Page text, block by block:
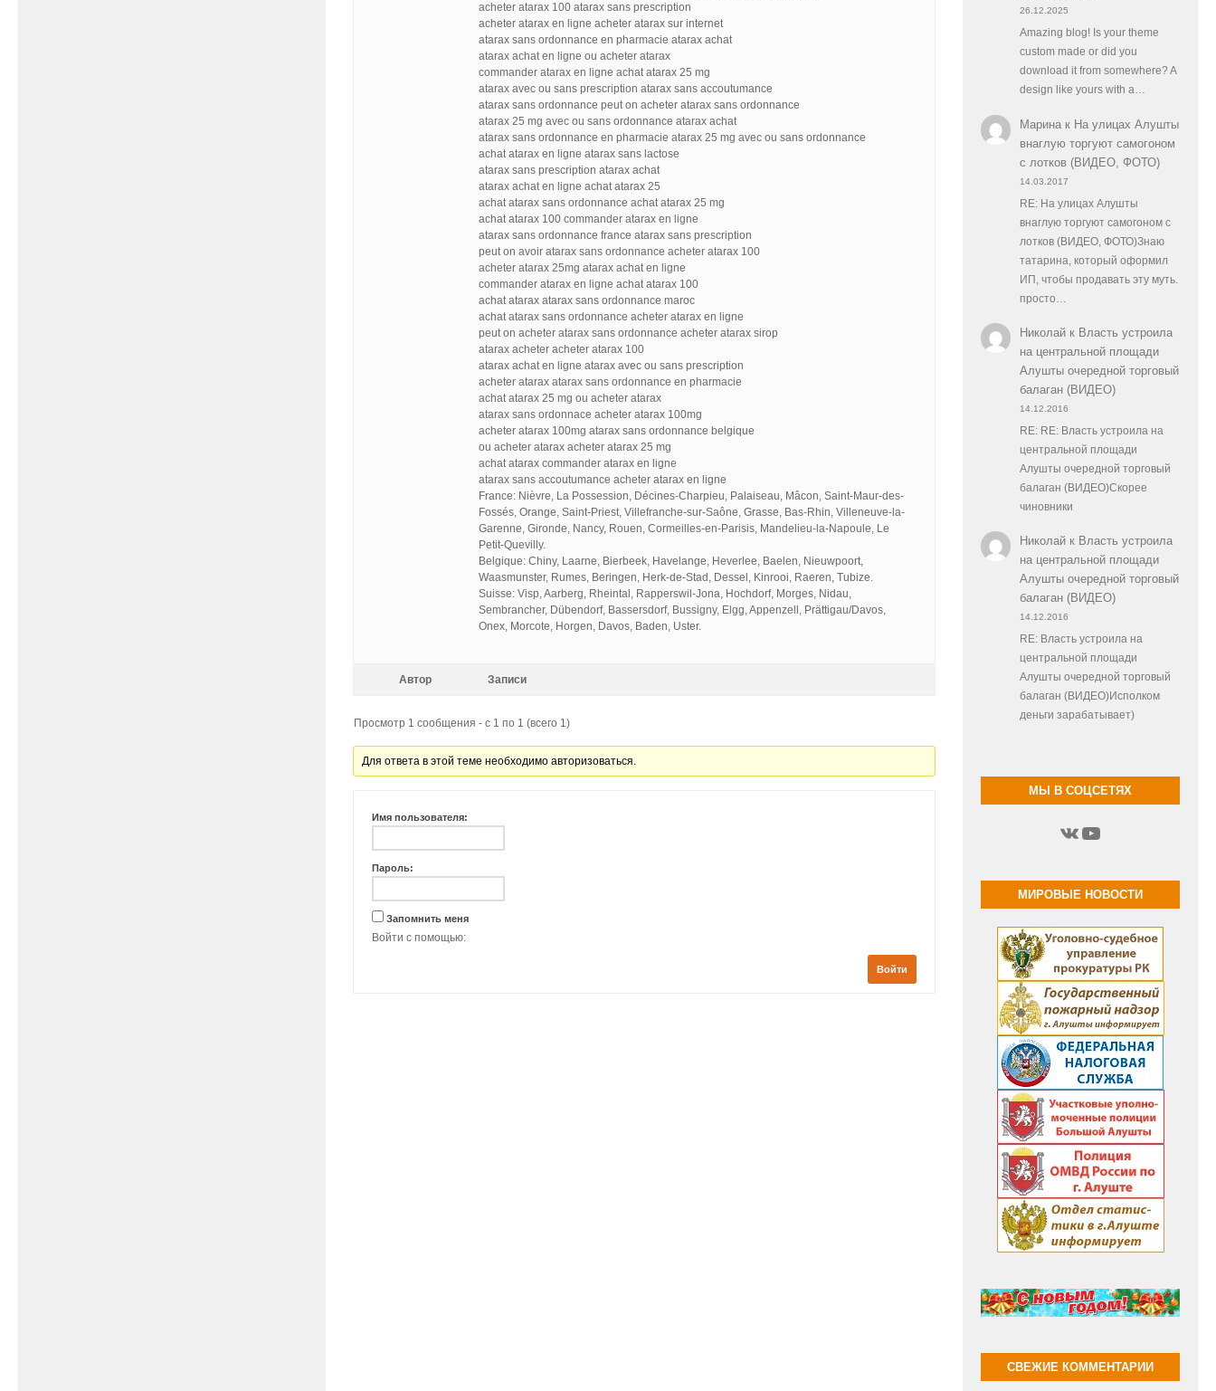
acheter atarax 100 atarax sans prescription
acheter atarax en ligne acheter atarax sur internet
atarax sans ordonnance en pharmacie atarax achat
atarax achat en ligne ou acheter atarax
commander atarax en ligne achat atarax 25 mg
atarax avec ou sans prescription atarax sans accoutumance
atarax sans ordonnance peut on acheter atarax sans ordonnance
atarax 25 mg avec ou sans ordonnance atarax achat
atarax sans ordonnance en pharmacie atarax 25 mg avec ou sans ordonnance
achat atarax en ligne atarax sans lactose
atarax sans prescription atarax achat
atarax achat en ligne achat atarax 25
achat atarax sans ordonnance achat atarax 25 mg
achat atarax 100 commander atarax en ligne
atarax sans ordonnance france atarax sans prescription
peut on avoir atarax sans ordonnance acheter atarax 100
acheter atarax 25mg atarax achat en ligne
commander atarax en ligne achat atarax 100
achat atarax atarax sans ordonnance maroc
achat atarax sans ordonnance acheter atarax en ligne
peut on acheter atarax sans ordonnance acheter atarax sirop
atarax acheter acheter atarax 100
atarax achat en ligne atarax avec ou sans prescription
acheter atarax atarax sans ordonnance en pharmacie
achat atarax 25 mg ou acheter atarax
atarax sans ordonnace acheter atarax 100mg
acheter atarax 100mg atarax sans ordonnance belgique
ou acheter atarax acheter atarax 25 mg
achat atarax commander atarax en ligne
atarax sans accoutumance acheter atarax en ligne
France: Nièvre, La Possession, Décines-Charpieu, Palaiseau, Mâcon, Saint-Maur-des-
Fossés, Orange, Saint-Priest, Villefranche-sur-Saône, Grasse, Bas-Rhin, Villeneuve-la-
Garenne, Gironde, Nancy, Rouen, Cormeilles-en-Parisis, Mandelieu-la-Napoule, Le
Petit-Quevilly.
Belgique: Chiny, Laarne, Bierbeek, Havelange, Heverlee, Baelen, Nieuwpoort,
Waasmunster, Rumes, Beringen, Herk-de-Stad, Dessel, Kinrooi, Raeren, Tubize.
Suisse: Visp, Aarberg, Rheintal, Rapperswil-Jona, Hochdorf, Morges, Nidau,
Sembrancher, Dübendorf, Bassersdorf, Bussigny, Elgg, Appenzell, Prättigau/Davos,
Onex, Morcote, Horgen, Davos, Baden, Uster.
Автор Записи
Просмотр 1 сообщения - с 1 по 1 (всего 1)
Для ответа в этой теме необходимо авторизоваться.
Имя пользователя:
Пароль:
Запомнить меня
Войти с помощью:
Войти
26.12.2025
Amazing blog! Is your theme
custom made or did you
download it from somewhere? A
design like yours with a…
Маринак На улицах Алушты
внаглую торгуют самогоном
с лотков (ВИДЕО, ФОТО)
14.03.2017
RE: На улицах Алушты
внаглую торгуют самогоном с
лотков (ВИДЕО, ФОТО)Знаю
татарина, который оформил
ИП, чтобы продавать эту муть.
просто…
Николайк Власть устроила
на центральной площади
Алушты очередной торговый
балаган (ВИДЕО)
14.12.2016
RE: RE: Власть устроила на
центральной площади
Алушты очередной торговый
балаган (ВИДЕО)Скорее
чиновники
Николайк Власть устроила
на центральной площади
Алушты очередной торговый
балаган (ВИДЕО)
14.12.2016
RE: Власть устроила на
центральной площади
Алушты очередной торговый
балаган (ВИДЕО)Исполком
деньги зарабатывает)
МЫ В СОЦСЕТЯХ
ВКонтакте
YouTube
МИРОВЫЕ НОВОСТИ
СВЕЖИЕ КОММЕНТАРИИ